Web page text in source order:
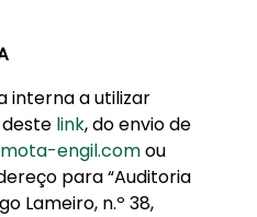
interna a utilizar
link, do envio de
engil.comou
para “Auditoria
Lameiro, n.º 38,